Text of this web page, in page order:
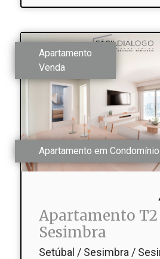
Apartamento
Venda
Apartamento em Condomínio
Apartamento T2
Sesimbra
Setúbal / Sesimbra /